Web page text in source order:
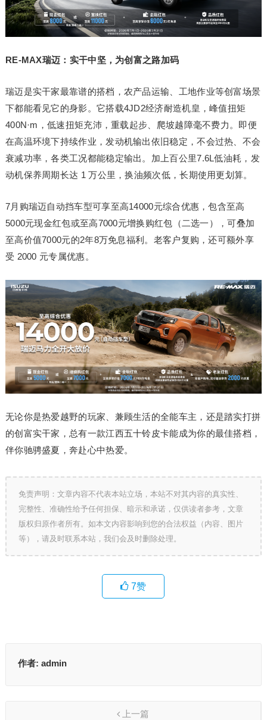
RE-MAX瑞迈：实干中坚，为创富之路加码
瑞迈是实干家最靠谱的搭档，农产品运输、工地作业等创富场景
下都能看见它的身影。它搭载4JD2经济耐造机皇，峰值扭矩
400N·m，低速扭矩充沛，重载起步、爬坡越障毫不费力。即便
在高温环境下持续作业，发动机输出依旧稳定，不会过热、不会
衰减功率，各类工况都能稳定输出。加上百公里7.6L低油耗，发
动机保养周期长达 1 万公里，换油频次低，长期使用更划算。
7月购瑞迈自动挡车型可享至高14000元综合优惠，包含至高
5000元现金红包或至高7000元增换购红包（二选一），可叠加
至高价值7000元的2年8万免息福利。老客户复购，还可额外享
受 2000 元专属优惠。
无论你是热爱越野的玩家、兼顾生活的全能车主，还是踏实打拼
的创富实干家，总有一款江西五十铃皮卡能成为你的最佳搭档，
伴你驰骋盛夏，奔赴心中热爱。
免责声明：文章内容不代表本站立场，本站不对其内容的真实性、
完整性、准确性给予任何担保、暗示和承诺，仅供读者参考，文章
版权归原作者所有。如本文内容影响到您的合法权益（内容、图片
等），请及时联系本站，我们会及时删除处理。
7赞
作者: admin
上一篇